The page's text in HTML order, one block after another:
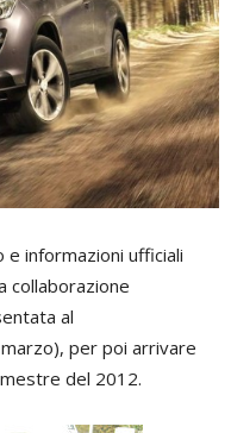
informazioni ufficiali
collaborazione
al
per poi arrivare
del 2012.